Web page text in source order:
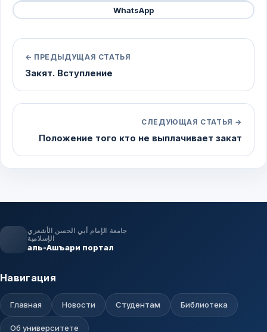
WhatsApp
← ПРЕДЫДУЩАЯ СТАТЬЯ
Закят. Вступление
СЛЕДУЮЩАЯ СТАТЬЯ →
Положение того кто не выплачивает закат
جامعة الإمام أبي الحسن الأشعري
الإسلامية
аль-Ашъари портал
Навигация
Главная Новости Студентам Библиотека
Об университете